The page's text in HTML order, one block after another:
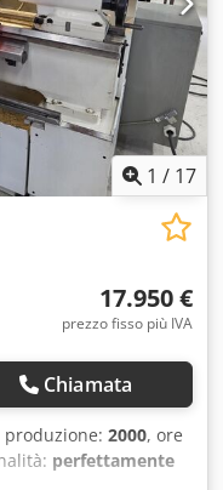
1 / 17
17.950 €
prezzo fisso più IVA
Chiamata
produzione: 2000, ore
perfettamente